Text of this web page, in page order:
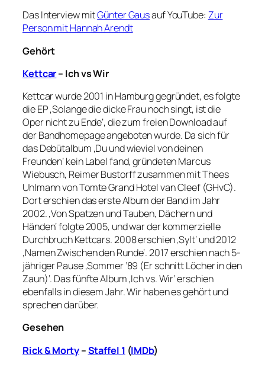
Das Interview mitGünter Gausauf YouTube: Zur
Person mit Hannah Arendt
Gehört
Kettcar– Ich vs Wir
Kettcar wurde 2001 in Hamburg gegründet, es folgte
die EP ‚Solange die dicke Frau noch singt, ist die
Oper nicht zu Ende‘, die zum freien Download auf
der Bandhomepage angeboten wurde. Da sich für
das Debütalbum ‚Du und wieviel von deinen
Freunden‘ kein Label fand, gründeten Marcus
Wiebusch, Reimer Bustorff zusammen mit Thees
Uhlmann von Tomte Grand Hotel van Cleef (GHvC).
Dort erschien das erste Album der Band im Jahr
2002. ‚Von Spatzen und Tauben, Dächern und
Händen‘ folgte 2005, und war der kommerzielle
Durchbruch Kettcars. 2008 erschien ‚Sylt‘ und 2012
‚Namen Zwischen den Runde‘. 2017 erschien nach 5-
jähriger Pause ‚Sommer ’89 (Er schnitt Löcher in den
Zaun)‘. Das fünfte Album ‚Ich vs. Wir‘ erschien
ebenfalls in diesem Jahr. Wir haben es gehört und
sprechen darüber.
Gesehen
Rick & Morty–Staffel 1 (IMDb)